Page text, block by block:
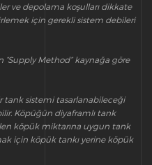
ve depolama koşulları dikkate
için gerekli sistem debileri
“Supply Method” kaynağa göre
tank sistemi tasarlanabileceği
Köpüğün diyaframlı tank
köpük miktarına uygun tank
için köpük tankı yerine köpük